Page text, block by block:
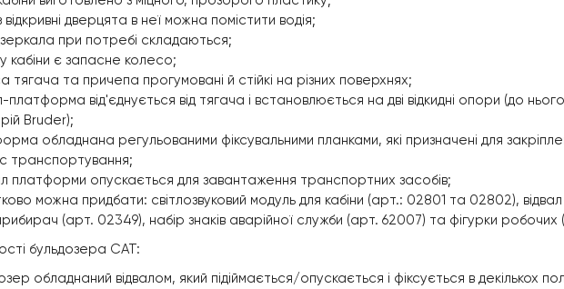
дверцята в неї можна помістити водія;
при потребі складаються;
кабіни є запасне колесо;
тягача та причепа прогумовані й стійкі на різних поверхнях;
платформа від'єднується від тягача і встановлюється на дві відкидні опори (до
Bruder);
обладнана регульованими фіксувальними планками, які призначені для
транспортування;
платформи опускається для завантаження транспортних засобів;
можна придбати: світлозвуковий модуль для кабіни (арт.: 02801 та 02802),
(арт. 02349), набір знаків аварійної служби (арт. 62007) та фігурки
бульдозера CAT:
обладнаний відвалом, який підіймається/опускається і фіксується в декількох